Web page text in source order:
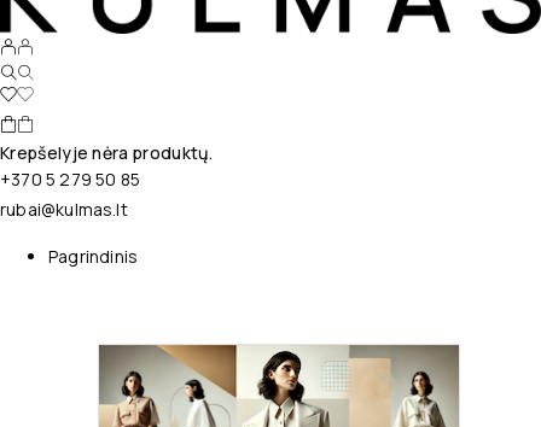
Krepšelyje nėra produktų.
+370 5 279 50 85
rubai@kulmas.lt
Pagrindinis